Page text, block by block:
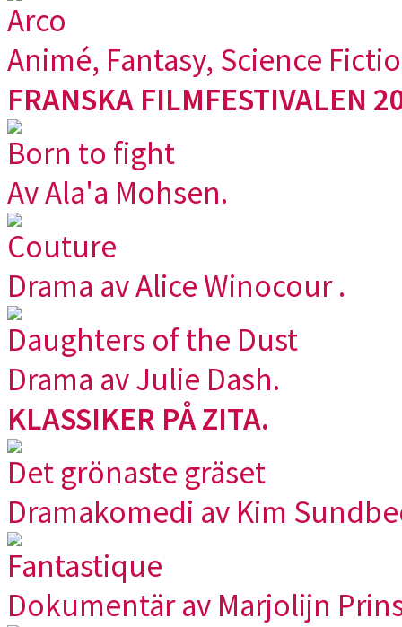
Arco
Animé, Fantasy, Science
FRANSKA FILMFESTIVALEN
Born to fight
Av Ala'a Mohsen.
Couture
Drama av Alice Winocour .
Daughters of the Dust
Drama av Julie Dash.
KLASSIKER PÅ ZITA.
Det grönaste gräset
Dramakomedi av Kim
Fantastique
Dokumentär av Marjolijn